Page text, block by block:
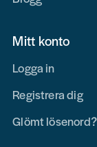
Mitt konto
Logga in
Registrera dig
Glömt lösenord?